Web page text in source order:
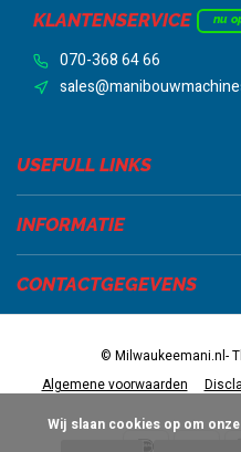
KLANTENSERVICE nu
070-368 64 66
USEFULL LINKS
INFORMATIE
CONTACTGEGEVENS
Algemene voorwaarden
© Milwaukeemani.nl-